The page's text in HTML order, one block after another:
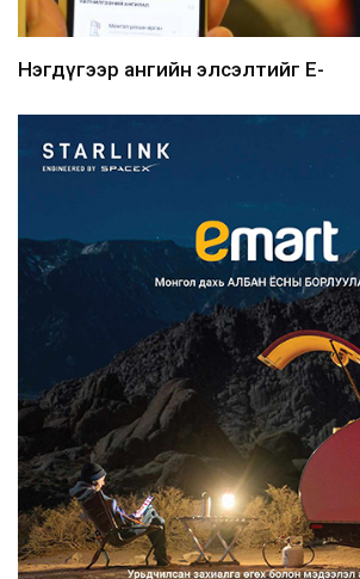
Нэгдүгээр ангийн элсэлтийг E-
Францад иргэд рүү зөвшөөрөлгүй
сурталчилгааны дууд...
2026/08/07
Нийтийн тээврийн Ч:19А чиглэлийн
замналд түр хугац...
2026/08/07